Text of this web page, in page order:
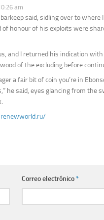
am
said, sidling over to where I
honour of his exploits were
and I returned his indication with
of the excluding before
a fair bit of coin you’re in
he said, eyes glancing from the
Correo electrónico*